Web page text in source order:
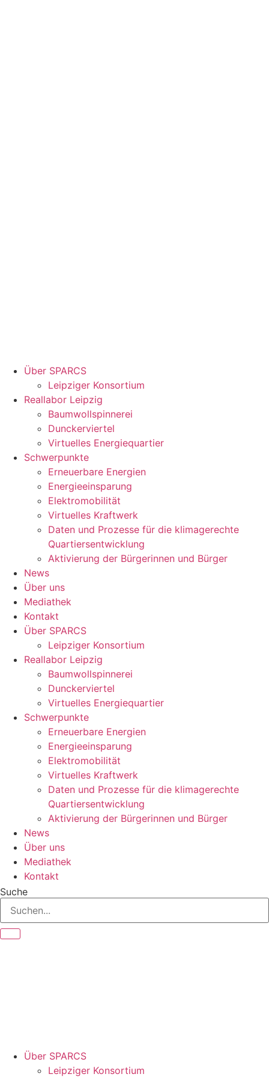
Über SPARCS
Leipziger Konsortium
Reallabor Leipzig
Baumwollspinnerei
Dunckerviertel
Virtuelles Energiequartier
Schwerpunkte
Erneuerbare Energien
Energieeinsparung
Elektromobilität
Virtuelles Kraftwerk
Daten und Prozesse für die klimagerechte
Quartiersentwicklung
Aktivierung der Bürgerinnen und Bürger
News
Über uns
Mediathek
Kontakt
Über SPARCS
Leipziger Konsortium
Reallabor Leipzig
Baumwollspinnerei
Dunckerviertel
Virtuelles Energiequartier
Schwerpunkte
Erneuerbare Energien
Energieeinsparung
Elektromobilität
Virtuelles Kraftwerk
Daten und Prozesse für die klimagerechte
Quartiersentwicklung
Aktivierung der Bürgerinnen und Bürger
News
Über uns
Mediathek
Kontakt
Suche
Über SPARCS
Leipziger Konsortium